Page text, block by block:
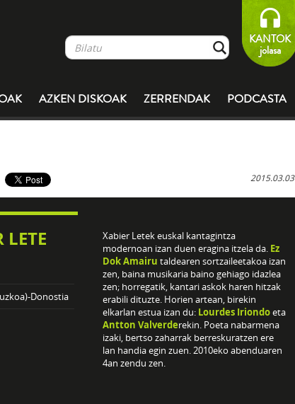
KANTOK
jolasa
AZKEN DISKOAK ZERRENDAK PODCASTA
2015.03.03
LETE
Donostia
Xabier Letek euskal kantagintza
modernoan izan duen eragina itzela da. Ez
Dok Amairu taldearen sortzaileetakoa izan
zen, baina musikaria baino gehiago idazlea
zen; horregatik, kantari askok haren hitzak
erabili dituzte. Horien artean, birekin
elkarlan estua izan du: Lourdes Iriondoeta
Antton Valverderekin. Poeta nabarmena
izaki, bertso zaharrak berreskuratzen ere
lan handia egin zuen. 2010eko abenduaren
4an zendu zen.